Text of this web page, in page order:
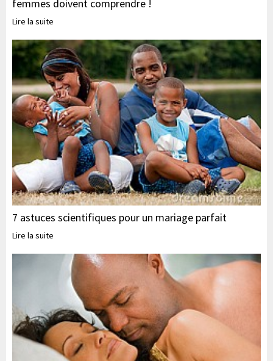
femmes doivent comprendre !
Lire la suite
7 astuces scientifiques pour un mariage parfait
Lire la suite